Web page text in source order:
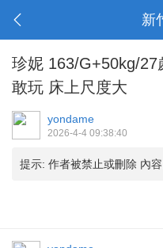
新
珍妮 163/G+50kg/
敢玩 床上尺度大
yondame
2026-4-4 09:38:40
提示: 作者被禁止或刪除 內